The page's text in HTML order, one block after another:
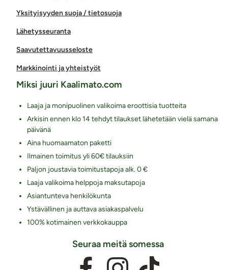
Yksityisyyden suoja / tietosuoja
Lähetysseuranta
Saavutettavuusseloste
Markkinointi ja yhteistyöt
Miksi juuri Kaalimato.com
Laaja ja monipuolinen valikoima eroottisia tuotteita
Arkisin ennen klo 14 tehdyt tilaukset lähetetään vielä samana
päivänä
Aina huomaamaton paketti
Ilmainen toimitus yli 60€ tilauksiin
Paljon joustavia toimitustapoja alk. 0 €
Laaja valikoima helppoja maksutapoja
Asiantunteva henkilökunta
Ystävällinen ja auttava asiakaspalvelu
100% kotimainen verkkokauppa
Seuraa meitä somessa